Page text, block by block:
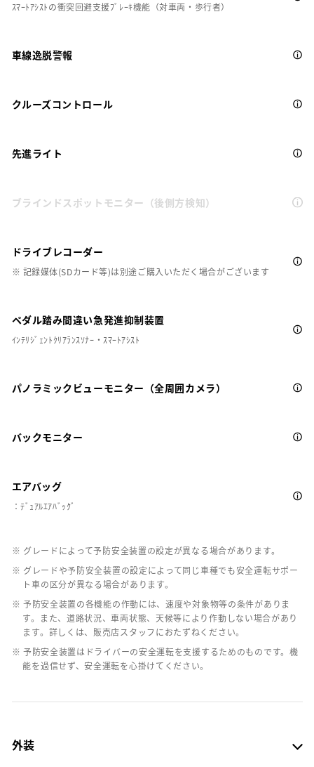
ｽﾏｰﾄｱｼｽﾄの衝突回避支援ﾌﾞﾚｰｷ機能（対車両・歩行者）
車線逸脱警報
クルーズコントロール
先進ライト
ブラインドスポットモニター（後側方検知）
ドライブレコーダー
※ 記録媒体(SDカード等)は別途ご購入いただく場合がございます
ペダル踏み間違い急発進抑制装置
ｲﾝﾃﾘｼﾞｪﾝﾄｸﾘｱﾗﾝｽｿﾅｰ・ｽﾏｰﾄｱｼｽﾄ
パノラミックビューモニター（全周囲カメラ）
バックモニター
エアバッグ
：ﾃﾞｭｱﾙｴｱﾊﾞｯｸﾞ
※ グレードによって予防安全装置の設定が異なる場合があります。
※ グレードや予防安全装置の設定によって同じ車種でも安全運転サポー
ト車の区分が異なる場合があります。
※ 予防安全装置の各機能の作動には、速度や対象物等の条件がありま
す。また、道路状況、車両状態、天候等により作動しない場合があり
ます。詳しくは、販売店スタッフにおたずねください。
※ 予防安全装置はドライバーの安全運転を支援するためのものです。機
能を過信せず、安全運転を心掛けてください。
外装